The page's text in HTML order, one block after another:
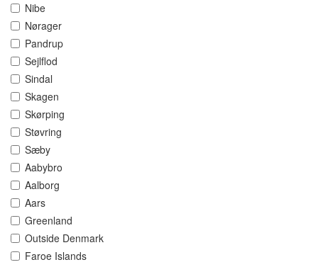
Nibe
Nørager
Pandrup
Sejlflod
Sindal
Skagen
Skørping
Støvring
Sæby
Aabybro
Aalborg
Aars
Greenland
Outside Denmark
Faroe Islands